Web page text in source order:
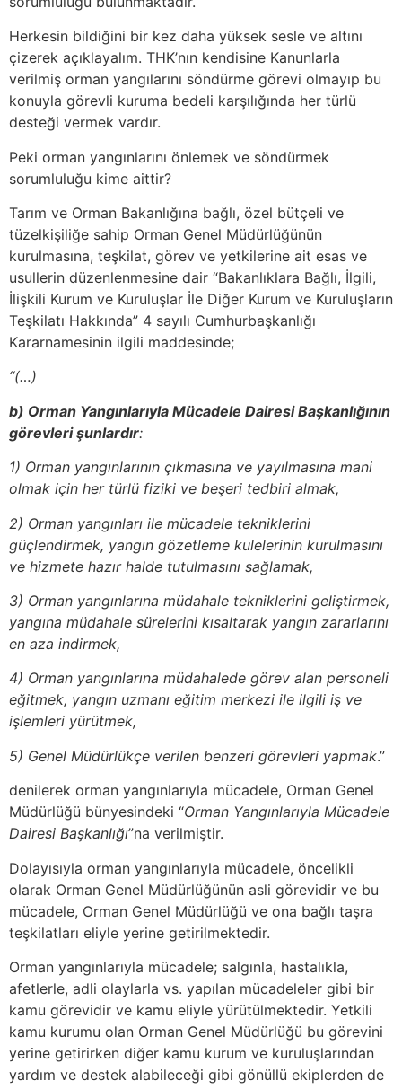
Herkesin bildiğini bir kez daha yüksek sesle ve altını
çizerek açıklayalım. THK’nın kendisine Kanunlarla
verilmiş orman yangılarını söndürme görevi olmayıp bu
konuyla görevli kuruma bedeli karşılığında her türlü
desteği vermek vardır.
Peki orman yangınlarını önlemek ve söndürmek
sorumluluğu kime aittir?
Tarım ve Orman Bakanlığına bağlı, özel bütçeli ve
tüzelkişiliğe sahip Orman Genel Müdürlüğünün
kurulmasına, teşkilat, görev ve yetkilerine ait esas ve
usullerin düzenlenmesine dair “Bakanlıklara Bağlı, İlgili,
İlişkili Kurum ve Kuruluşlar İle Diğer Kurum ve Kuruluşların
Teşkilatı Hakkında” 4 sayılı Cumhurbaşkanlığı
Kararnamesinin ilgili maddesinde;
“(…)
b) Orman Yangınlarıyla Mücadele Dairesi Başkanlığının
görevleri şunlardır:
1) Orman yangınlarının çıkmasına ve yayılmasına mani
olmak için her türlü fiziki ve beşeri tedbiri almak,
2) Orman yangınları ile mücadele tekniklerini
güçlendirmek, yangın gözetleme kulelerinin kurulmasını
ve hizmete hazır halde tutulmasını sağlamak,
3) Orman yangınlarına müdahale tekniklerini geliştirmek,
yangına müdahale sürelerini kısaltarak yangın zararlarını
en aza indirmek,
4) Orman yangınlarına müdahalede görev alan personeli
eğitmek, yangın uzmanı eğitim merkezi ile ilgili iş ve
işlemleri yürütmek,
5) Genel Müdürlükçe verilen benzeri görevleri yapmak.”
denilerek orman yangınlarıyla mücadele, Orman Genel
Müdürlüğü bünyesindeki “Orman Yangınlarıyla Mücadele
Dairesi Başkanlığı”na verilmiştir.
Dolayısıyla orman yangınlarıyla mücadele, öncelikli
olarak Orman Genel Müdürlüğünün asli görevidir ve bu
mücadele, Orman Genel Müdürlüğü ve ona bağlı taşra
teşkilatları eliyle yerine getirilmektedir.
Orman yangınlarıyla mücadele; salgınla, hastalıkla,
afetlerle, adli olaylarla vs. yapılan mücadeleler gibi bir
kamu görevidir ve kamu eliyle yürütülmektedir. Yetkili
kamu kurumu olan Orman Genel Müdürlüğü bu görevini
yerine getirirken diğer kamu kurum ve kuruluşlarından
yardım ve destek alabileceği gibi gönüllü ekiplerden de